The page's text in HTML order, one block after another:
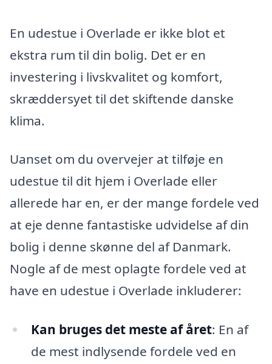
En udestue i Overlade er ikke blot et
ekstra rum til din bolig. Det er en
investering i livskvalitet og komfort,
skræddersyet til det skiftende danske
klima.
Uanset om du overvejer at tilføje en
udestue til dit hjem i Overlade eller
allerede har en, er der mange fordele ved
at eje denne fantastiske udvidelse af din
bolig i denne skønne del af Danmark.
Nogle af de mest oplagte fordele ved at
have en udestue i Overlade inkluderer:
Kan bruges det meste af året: En af
de mest indlysende fordele ved en